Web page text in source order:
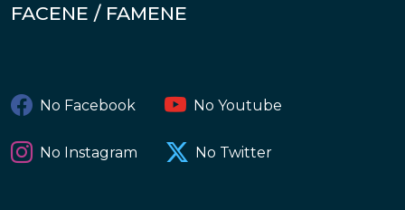
FACENE / FAMENE
No Facebook No Youtube
No Instagram No Twitter